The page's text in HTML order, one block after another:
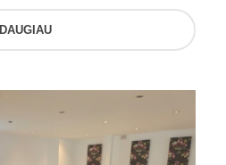
DAUGIAU